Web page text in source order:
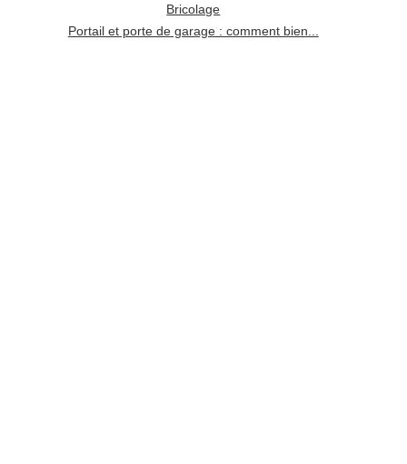
Bricolage
Portail et porte de garage : comment bien...